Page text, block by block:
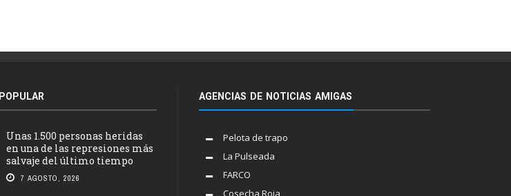
POPULAR
Unas 1.500 personas heridas
en una de las represiones más
salvaje del último tiempo
7 AGOSTO, 2026
AGENCIAS DE NOTICIAS AMIGAS
Pelota de trapo
La Pulseada
FARCO
Cosecha Roja